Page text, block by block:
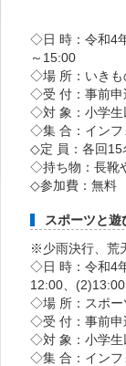
◇日 時：令和4
～15:00
◇場 所：いきも
◇受 付：事前申
◇対 象：小学生
◇集 合：インフ
◇定 員：各回15
◇持ち物：長靴
◇参加費：無料
スポーツと
※少雨決行、荒
◇日 時：令和4
12:00、
◇場 所：スポー
◇受 付：事前申
◇対 象：小学生
◇集 合：インフ